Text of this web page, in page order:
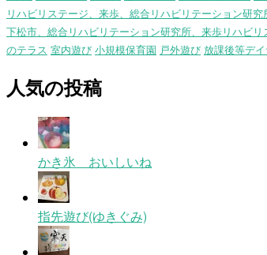
リハビリステージ、来歩、総合リハビリテーション研
下松市、総合リハビリテーション研究所、来歩リハビ
のテラス 室内遊び 小規模保育園 戸外遊び 放課後等デ
人気の投稿
かき氷 おいしいね
指先遊び(ゆきぐみ)